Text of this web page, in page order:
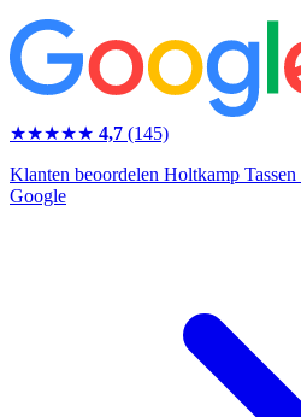
★★★★★ 4,7 (145)
Klanten beoordelen Holtkamp
Google